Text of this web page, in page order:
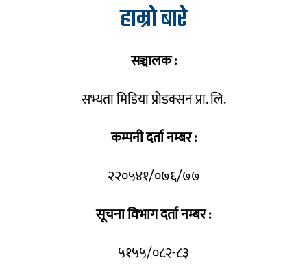
हाम्रो बारे
सञ्चालक :
सभ्यता मिडिया प्रोडक्सन प्रा. लि.
कम्पनी दर्ता नम्बर :
२२०५४१/०७६/७७
सूचना विभाग दर्ता नम्बर :
५१५५/०८२-८३